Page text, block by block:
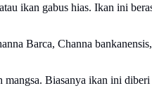
ikan gabus hias. Ikan ini
Barca, Channa
Biasanya ikan ini